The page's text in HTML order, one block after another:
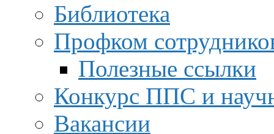
Библиотека
Профком
Полезные ссылки
Конкурс ППС и
Вакансии